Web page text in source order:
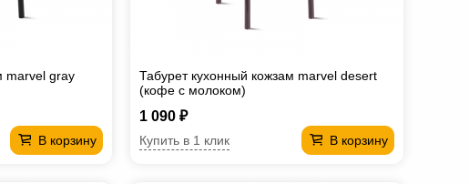
marvel gray
В корзину
Табурет кухонный кожзам marvel desert
(кофе с молоком)
1 090 ₽
В корзину
Купить в 1 клик